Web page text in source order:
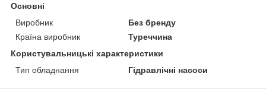
Основні
Виробник
Без бренду
Країна виробник
Туреччина
Користувальницькі характеристики
Тип обладнання
Гідравлічні насоси